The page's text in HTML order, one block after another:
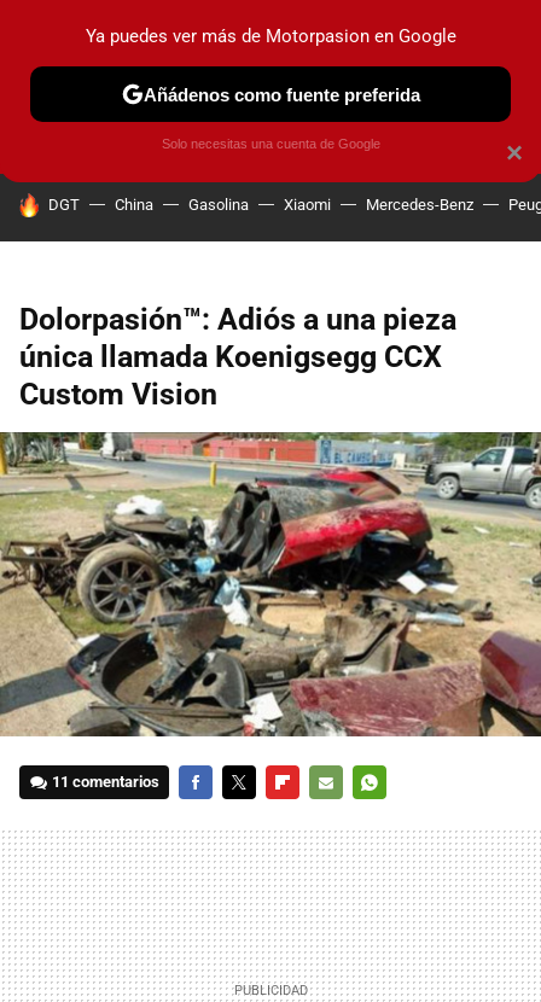
PRUEBAS COCHES ELÉCTRICOS OBSERVATORIO
HOY SE HABLA DE
DGT China Gasolina Xiaomi Mercedes-Benz
Dolorpasión™: Adiós a una pieza
única llamada Koenigsegg CCX
Custom Vision
11 comentarios
MAIL
×
Ya puedes ver más de Motorpasion en Google
Añádenos como fuente preferida
Solo necesitas una cuenta de Google